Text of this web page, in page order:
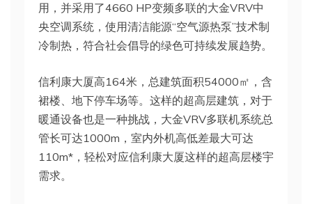
用，并采用了4660 HP变频多联的大金VRV中
央空调系统，使用清洁能源“空气源热泵”技术制
冷制热，符合社会倡导的绿色可持续发展趋势。
信利康大厦高164米，总建筑面积54000㎡，含
裙楼、地下停车场等。这样的超高层建筑，对于
暖通设备也是一种挑战，大金VRV多联机系统总
管长可达1000m，室内外机高低差最大可达
110m*，轻松对应信利康大厦这样的超高层楼宇
需求。